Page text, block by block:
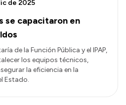
se capacitaron en
de 2025
de la Función Pública y el IPAP,
los equipos técnicos,
la eficiencia en la
Estado.